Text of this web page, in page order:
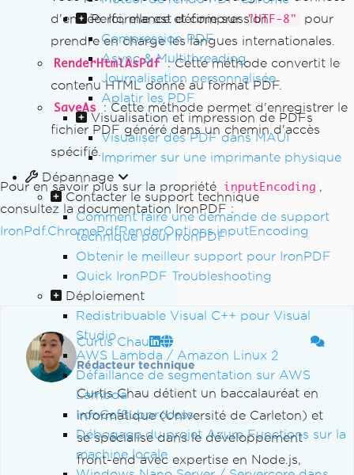
Performance et compression
Compression PDF
Async & Multithreading
Journalisation personnalisée
Aplatir les PDF
Visualisation et impression de PDFs
Visualiser des PDF dans MAUI
Imprimer sur une imprimante physique
Dépannage
Contacter le support technique
Comment faire une demande de support
technique pour IronPDF
Obtenir le meilleur support pour IronPDF
Quick IronPDF Troubleshooting
Déploiement
Redistribuable Visual C++ pour Visual
Studio
AWS Lambda / Amazon Linux 2
Défaillance de segmentation sur AWS
Lambda
IronCefSubprocess
Débogage du projet Azure Functions sur la
machine locale
        PDF
"output.pdf"
}
}
d'entrée. Ici, elle est définie sur "UTF-8"
pour
prendre en charge les langues internationales.
RenderHtmlAsPdf : Cette méthode convertit le
contenu HTML donné au format PDF.
SaveAs
: Cette méthode permet d'enregistrer le
fichier PDF généré dans un chemin d'accès
spécifié.
Pour en savoir plus sur la propriété inputEncoding ,
consultez la documentation IronPDF :
IronPdf.ChromePdfRenderOptions.inputEncoding
Curtis Chau
Rédacteur technique
Curtis Chau détient un baccalauréat en
informatique (Université de Carleton) et
se spécialise dans le développement
front-end avec expertise en Node.js,